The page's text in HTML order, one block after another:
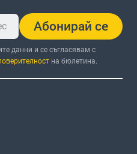
Абонирай се
данни и се съгласявам с
на бюлетина.